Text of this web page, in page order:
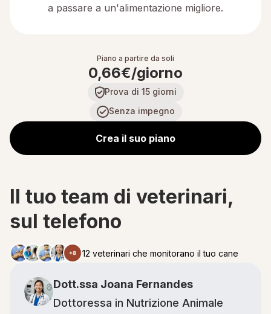
a passare a un'alimentazione migliore.
Piano a partire da soli
0,66€/giorno
Prova di 15 giorni
Senza impegno
Crea il suo piano
ll tuo team di veterinari,
sul telefono
12 veterinari che monitorano il tuo cane
Dott.ssa Joana Fernandes
Dottoressa in Nutrizione Animale